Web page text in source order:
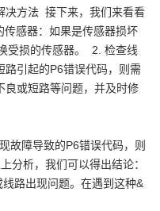
决方法 接下来，我们来看看
感器：如果是传感器损坏
受损的传感器。 2. 检查线
路引起的P6错误代码，则需
良或短路等问题，并及时修
故障导致的P6错误代码，则
分析，我们可以得出结论：
路出现问题。在遇到这种&